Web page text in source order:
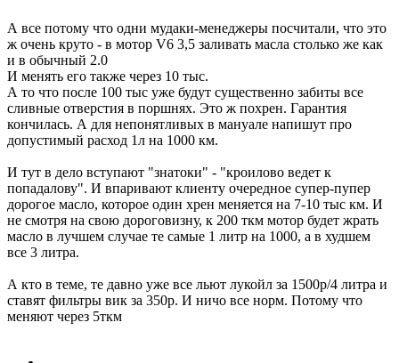
А все потому что одни мудаки-менеджеры посчитали, что это
ж очень круто - в мотор V6 3,5 заливать масла столько же как
и в обычный 2.0
И менять его также через 10 тыс.
А то что после 100 тыс уже будут существенно забиты все
сливные отверстия в поршнях. Это ж похрен. Гарантия
кончилась. А для непонятливых в мануале напишут про
допустимый расход 1л на 1000 км.
И тут в дело вступают "знатоки" - "кроилово ведет к
попадалову". И впаривают клиенту очередное супер-пупер
дорогое масло, которое один хрен меняется на 7-10 тыс км. И
не смотря на свою дороговизну, к 200 ткм мотор будет жрать
масло в лучшем случае те самые 1 литр на 1000, а в худшем
все 3 литра.
А кто в теме, те давно уже все льют лукойл за 1500р/4 литра и
ставят фильтры вик за 350р. И ничо все норм. Потому что
меняют через 5ткм